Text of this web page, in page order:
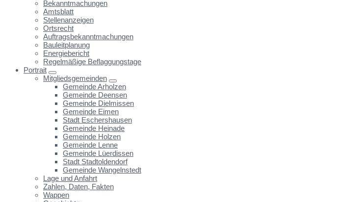
Bekanntmachungen
Amtsblatt
Stellenanzeigen
Ortsrecht
Auftragsbekanntmachungen
Bauleitplanung
Energiebericht
Regelmäßige Beflaggungstage
Portrait
Mitgliedsgemeinden
Gemeinde Arholzen
Gemeinde Deensen
Gemeinde Dielmissen
Gemeinde Eimen
Stadt Eschershausen
Gemeinde Heinade
Gemeinde Holzen
Gemeinde Lenne
Gemeinde Lüerdissen
Stadt Stadtoldendorf
Gemeinde Wangelnstedt
Lage und Anfahrt
Zahlen, Daten, Fakten
Wappen